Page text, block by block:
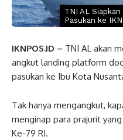
TNI AL
Pasukan ke IKN
IKNPOS.ID – TNI AL akan
angkut landing platform
pasukan ke Ibu Kota
Tak hanya mengangkut,
menginap para prajurit
Ke-79 RI.